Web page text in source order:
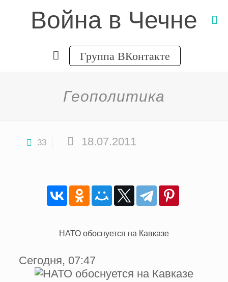
Война в Чечне
Группа ВКонтакте
Геополитика
33 18.07.2011
НАТО обоснуется на Кавказе
Сегодня, 07:47